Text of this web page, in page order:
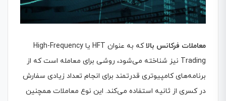
معاملات فرکانس بالا
که به عنوان HFT یا High-Frequency
Trading نیز شناخته می‌شود، روشی برای معامله است که از
برنامه‌های کامپیوتری قدرتمند برای انجام تعداد زیادی سفارش
در کسری از ثانیه استفاده می‌کند. این نوع معاملات همچنین